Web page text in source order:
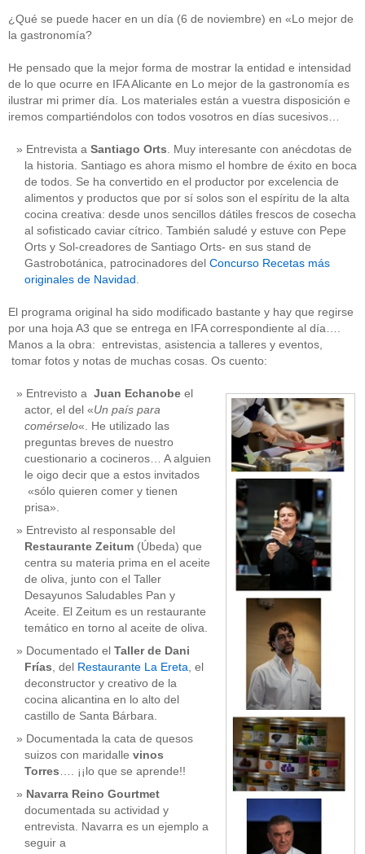
¿Qué se puede hacer en un día (6 de noviembre) en «Lo mejor de
la gastronomía?
He pensado que la mejor forma de mostrar la entidad e intensidad
de lo que ocurre en IFA Alicante en Lo mejor de la gastronomía es
ilustrar mi primer día. Los materiales están a vuestra disposición e
iremos compartiéndolos con todos vosotros en días sucesivos…
Entrevista a Santiago Orts . Muy interesante con anécdotas de
la historia. Santiago es ahora mismo el hombre de éxito en boca
de todos. Se ha convertido en el productor por excelencia de
alimentos y productos que por sí solos son el espíritu de la alta
cocina creativa: desde unos sencillos dátiles frescos de cosecha
al sofisticado caviar cítrico. También saludé y estuve con Pepe
Orts y Sol-creadores de Santiago Orts- en sus stand de
Gastrobotánica, patrocinadores del Concurso Recetas más
originales de Navidad
El programa original ha sido modificado bastante y hay que regirse
por una hoja A3 que se entrega en IFA correspondiente al día….
Manos a la obra: entrevistas, asistencia a talleres y eventos,
tomar fotos y notas de muchas cosas. Os cuento:
Entrevisto a Juan Echanobe el
actor, el del «Un país para
comérselo«. He utilizado las
preguntas breves de nuestro
cuestionario a cocineros… A alguien
le oigo decir que a estos invitados
«sólo quieren comer y tienen
prisa».
Entrevisto al responsable del
Restaurante Zeitum (Úbeda) que
centra su materia prima en el aceite
de oliva, junto con el Taller
Desayunos Saludables Pan y
Aceite. El Zeitum es un restaurante
temático en torno al aceite de oliva.
Documentado el Taller de Dani
Frías , del Restaurante La Ereta , el
deconstructor y creativo de la
cocina alicantina en lo alto del
castillo de Santa Bárbara.
Documentada la cata de quesos
suizos con maridalle vinos
Torres …. ¡¡lo que se aprende!!
Navarra Reino Gourtmet
documentada su actividad y
entrevista. Navarra es un ejemplo a
seguir a